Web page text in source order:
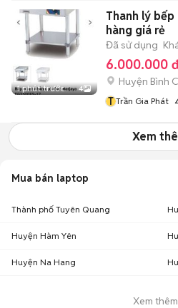
1 phút trước 4
Thanh lý
hàng giá rẻ
Đã sử dụng
6.000.000
Huyện Bình
T Trần Gia Phát
Xem
Mua bán laptop
Thành phố Tuyên Quang
Huyện Hàm Yên
Huyện Na Hang
Xem thêm